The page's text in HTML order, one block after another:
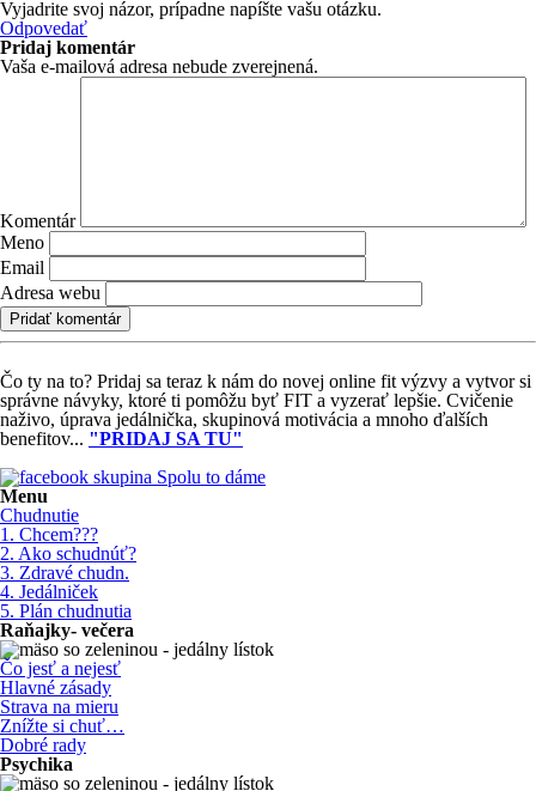
Vyjadrite svoj názor, prípadne napíšte vašu otázku.
Odpovedať
Pridaj komentár
Vaša e-mailová adresa nebude zverejnená.
Komentár
Meno
Email
Adresa webu
Čo ty na to? Pridaj sa teraz k nám do novej online fit výzvy a vytvor si
správne návyky, ktoré ti pomôžu byť FIT a vyzerať lepšie. Cvičenie
naživo, úprava jedálnička, skupinová motivácia a mnoho ďalších
benefitov... "PRIDAJ SA TU"
Menu
Chudnutie
1. Chcem???
2. Ako schudnúť?
3. Zdravé chudn.
4. Jedálniček
5. Plán chudnutia
Raňajky- večera
Čo jesť a nejesť
Hlavné zásady
Strava na mieru
Znížte si chuť…
Dobré rady
Psychika